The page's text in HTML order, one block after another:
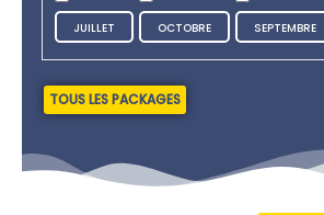
JUILLET OCTOBRE SEPTEMBRE
TOUS LES PACKAGES